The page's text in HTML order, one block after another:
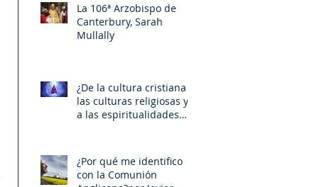
La 106ª Arzobispo de
Canterbury, Sarah
Mullally
¿De la cultura cristiana a
las culturas religiosas y
a las espiritualidades
¿Por qué me identifico
con la Comunión